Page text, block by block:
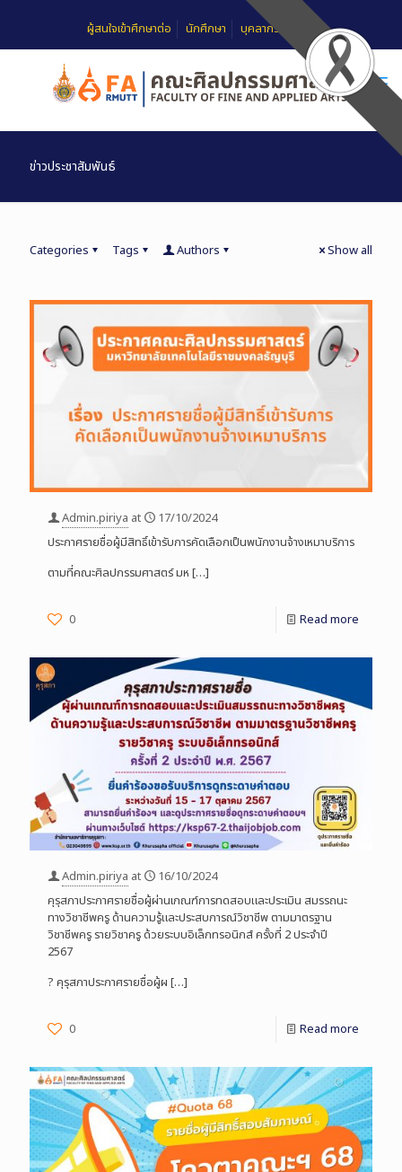
ผู้สนใจเข้าศึกษาต่อ นักศึกษา บุคลากร
ข่าวประชาสัมพันธ์
Categories Tags Authors Show all
Admin.piriya at
17/10/2024
ประกาศรายชื่อผู้มีสิทธิ์เข้ารับการคัดเลือกเป็นพนักงานจ้างเหมาบริการ
ตามที่คณะศิลปกรรมศาสตร์ มห […]
0 Read more
Admin.piriya at
16/10/2024
คุรุสภาประกาศรายชื่อผู้ผ่านเกณฑ์การทดสอบและประเมิน สมรรถนะ
ทางวิชาชีพครู ด้านความรู้และประสบการณ์วิชาชีพ ตามมาตรฐาน
วิชาชีพครู รายวิชาครู ด้วยระบบอิเล็กทรอนิกส์ ครั้งที่ 2 ประจำปี
2567
? คุรุสภาประกาศรายชื่อผู้ผ […]
0 Read more